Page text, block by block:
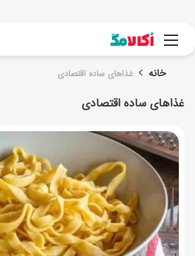
منو
خانه غذاهای ساده اقتصادی
غذاهای ساده اقتصادی